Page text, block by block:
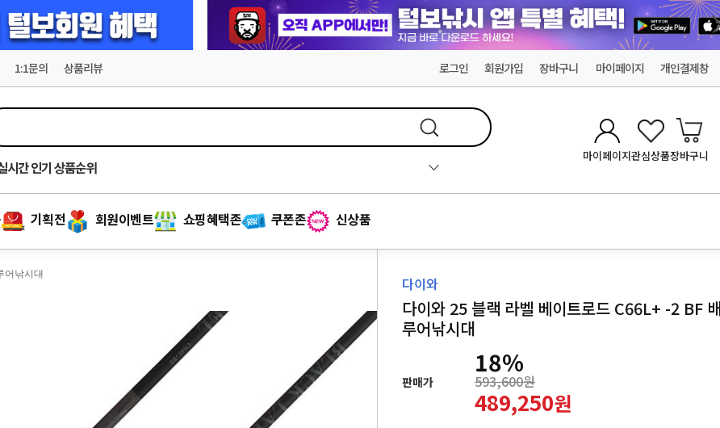
1:1문의 상품리뷰 로그인 회원가입 장바구니 마이페이지 개인결제창
시간인기 상품순위
마이페이지관심상품장바구니
기획전 회원이벤트 쇼핑혜택존 쿠폰존 신상품
어낚시대 다이와
다이와 25 블랙 라벨 베이트로드 C66L+ -2 BF
루어낚시대
판매가
18%
593,600원
489,250원